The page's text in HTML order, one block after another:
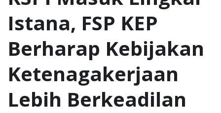
Istana, FSP KEP
Berharap Kebijakan
Ketenagakerjaan
Lebih Berkeadilan